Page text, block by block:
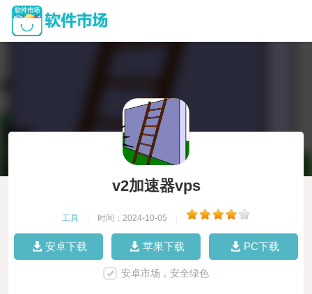
v2加速器vps
工具 时间：2024-10-05
安卓下载 苹果下载 PC下载
安卓市场，安全绿色